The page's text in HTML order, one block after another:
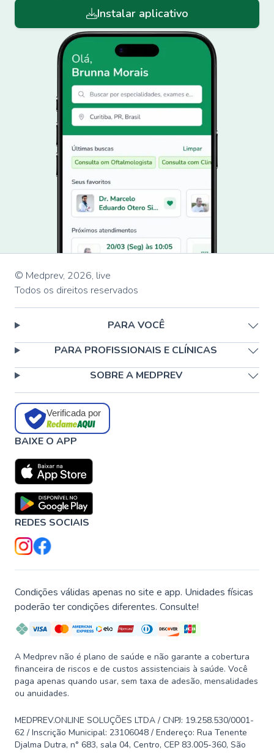
Instalar aplicativo
© Medprev, 2026, live
Todos os direitos reservados
PARA VOCÊ
PARA PROFISSIONAIS E CLÍNICAS
SOBRE A MEDPREV
Verificada por
BAIXE O APP
REDES SOCIAIS
Condições válidas apenas no site e app. Unidades físicas
poderão ter condições diferentes. Consulte!
A Medprev não é plano de saúde e não garante a cobertura
financeira de riscos e de custos assistenciais à saúde. Você
paga apenas quando usar, sem taxa de adesão, mensalidades
ou anuidades.
MEDPREV.ONLINE SOLUÇÕES LTDA / CNPJ: 19.258.530/0001-
62 / Inscrição Municipal: 23106048 / Endereço: Rua Tenente
Djalma Dutra, n° 683, sala 04, Centro, CEP 83.005-360, São